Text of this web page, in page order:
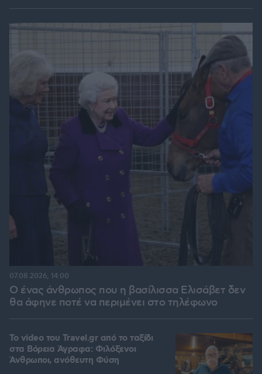
Ο ένας άνθρωπος που η βασίλισσα Ελισάβετ δεν
θα άφηνε ποτέ να περιμένει στο τηλέφωνο
07.08.2026, 14:00
To video του Travel.gr από το ταξίδι
στα Βόρεια Άγραφα: Φιλόξενοι
Άνθρωποι, ανόθευτη Φύση